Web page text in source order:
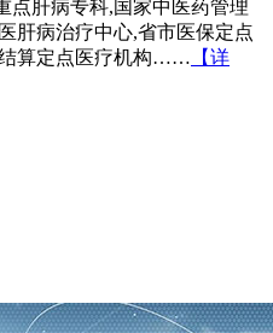
点肝病专科,国家中医药管理
肝病治疗中心,省市医保定点
结算定点医疗机构…… 【详